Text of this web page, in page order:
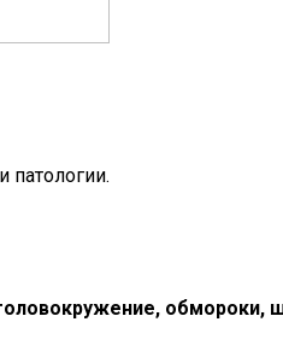
патологии.
обмороки,